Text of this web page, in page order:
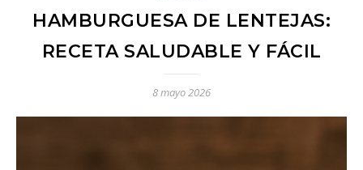
HAMBURGUESA DE LENTEJAS:
RECETA SALUDABLE Y FÁCIL
8 mayo 2026